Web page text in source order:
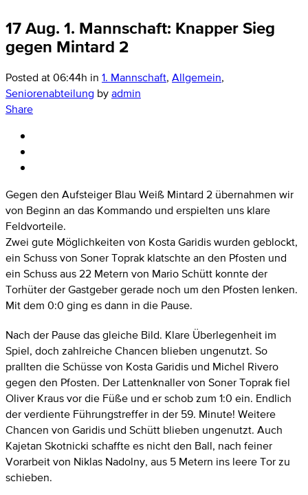
17 Aug. 1. Mannschaft: Knapper Sieg
gegen Mintard 2
Posted at 06:44h in 1. Mannschaft, Allgemein,
Seniorenabteilung byadmin
Share
Gegen den Aufsteiger Blau Weiß Mintard 2 übernahmen wir
von Beginn an das Kommando und erspielten uns klare
Feldvorteile.
Zwei gute Möglichkeiten von Kosta Garidis wurden geblockt,
ein Schuss von Soner Toprak klatschte an den Pfosten und
ein Schuss aus 22 Metern von Mario Schütt konnte der
Torhüter der Gastgeber gerade noch um den Pfosten lenken.
Mit dem 0:0 ging es dann in die Pause.
Nach der Pause das gleiche Bild. Klare Überlegenheit im
Spiel, doch zahlreiche Chancen blieben ungenutzt. So
prallten die Schüsse von Kosta Garidis und Michel Rivero
gegen den Pfosten. Der Lattenknaller von Soner Toprak fiel
Oliver Kraus vor die Füße und er schob zum 1:0 ein. Endlich
der verdiente Führungstreffer in der 59. Minute! Weitere
Chancen von Garidis und Schütt blieben ungenutzt. Auch
Kajetan Skotnicki schaffte es nicht den Ball, nach feiner
Vorarbeit von Niklas Nadolny, aus 5 Metern ins leere Tor zu
schieben.